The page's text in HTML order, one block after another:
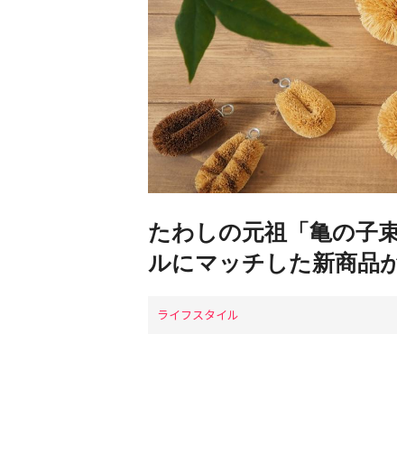
たわしの元祖「亀の子
ルにマッチした新商品
ライフスタイル